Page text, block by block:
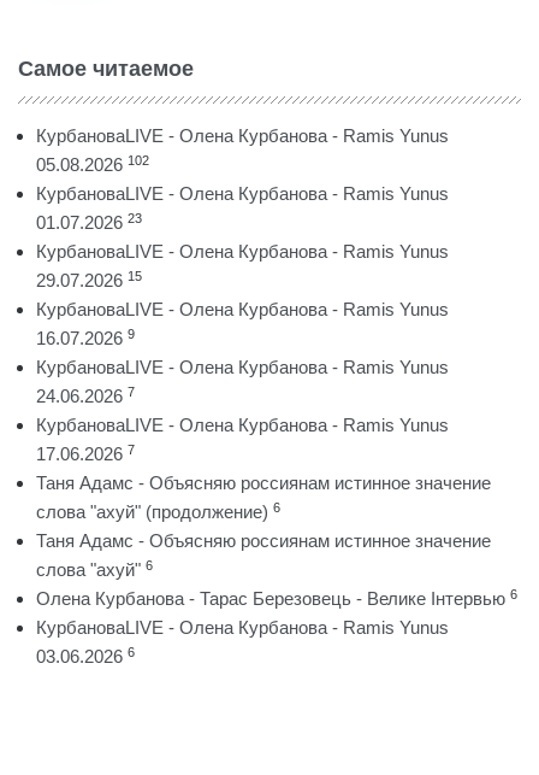
Самое читаемое
КурбановаLIVE - Олена Курбанова - Ramis Yunus
05.08.2026 102
КурбановаLIVE - Олена Курбанова - Ramis Yunus
01.07.2026 23
КурбановаLIVE - Олена Курбанова - Ramis Yunus
29.07.2026 15
КурбановаLIVE - Олена Курбанова - Ramis Yunus
16.07.2026 9
КурбановаLIVE - Олена Курбанова - Ramis Yunus
24.06.2026 7
КурбановаLIVE - Олена Курбанова - Ramis Yunus
17.06.2026 7
Таня Адамс - Объясняю россиянам истинное значение
слова "ахуй" (продолжение) 6
Таня Адамс - Объясняю россиянам истинное значение
слова "ахуй" 6
Олена Курбанова - Тарас Березовець - Велике Інтервью 6
КурбановаLIVE - Олена Курбанова - Ramis Yunus
03.06.2026 6